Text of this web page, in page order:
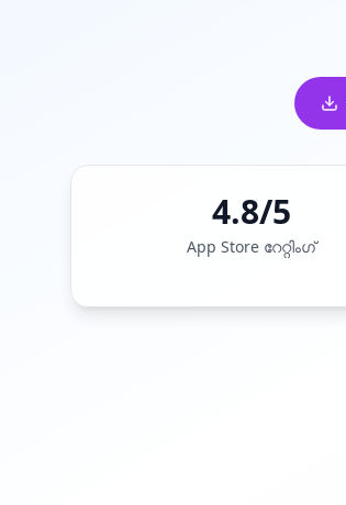
4.8/5
App Store റേറ്റിംഗ്